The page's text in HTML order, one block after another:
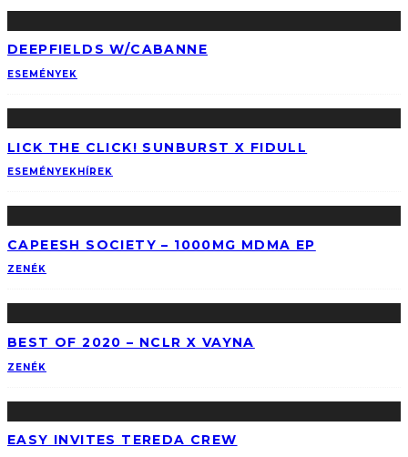
DEEPFIELDS W/CABANNE
ESEMÉNYEK
LICK THE CLICK! SUNBURST X FIDULL
ESEMÉNYEK HÍREK
CAPEESH SOCIETY – 1000MG MDMA EP
ZENÉK
BEST OF 2020 – NCLR X VAYNA
ZENÉK
EASY INVITES TEREDA CREW